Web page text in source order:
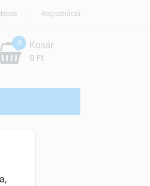
Regisztráció
0
0 Ft
Kosár